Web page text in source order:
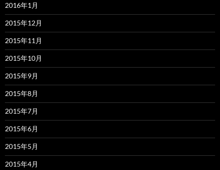
2016年1月
2015年12月
2015年11月
2015年10月
2015年9月
2015年8月
2015年7月
2015年6月
2015年5月
2015年4月